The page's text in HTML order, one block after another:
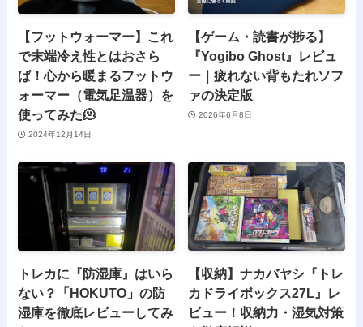
【フットウォーマー】これ
で末端冷え性とはおさら
ば！心から暖まるフットウ
ォーマー（電気足温器）を
使ってみた🫠
2024年12月14日
【ゲーム・読書が捗る】
『Yogibo Ghost』レビュ
ー｜疲れない背もたれソフ
ァの決定版
2026年6月8日
トレカに『防湿庫』はいら
ない？「HOKUTO」の防
湿庫を徹底レビューしてみ
【収納】ナカバヤシ『トレ
カドライボックス27L』レ
ビュー！収納力・湿気対策